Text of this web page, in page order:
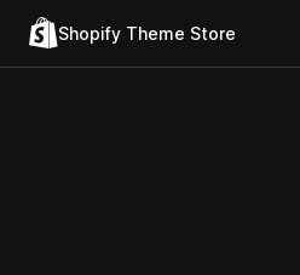
Shopify Theme Store